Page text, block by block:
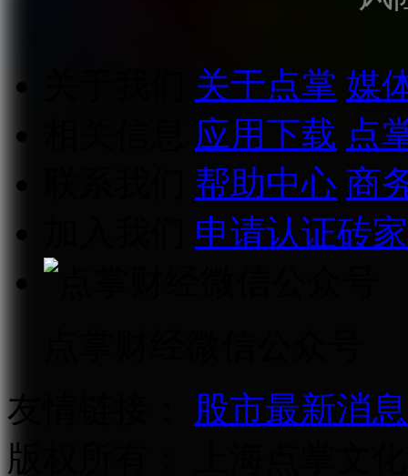
关于点掌 媒
应用下载 点
帮助中心 商
申请认证砖家
友情链接：
股市最新消息
版权所有：